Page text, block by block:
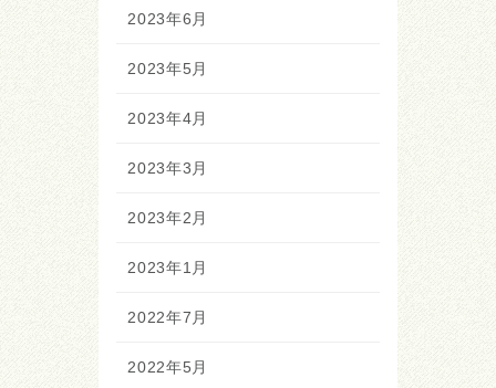
2023年6月
2023年5月
2023年4月
2023年3月
2023年2月
2023年1月
2022年7月
2022年5月